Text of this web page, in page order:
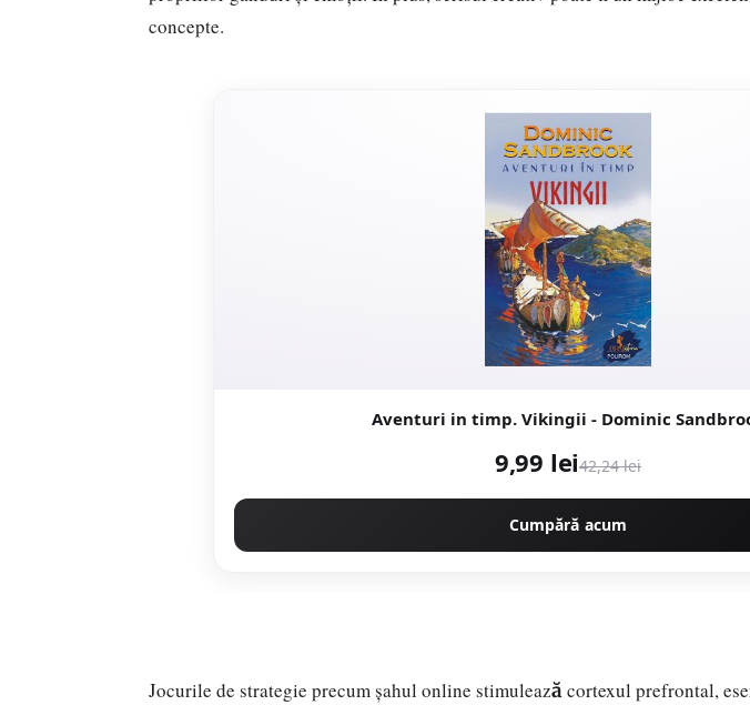
concepte.
Aventuri in timp. Vikingii - Dominic
9,99 lei42,24 lei
Cumpără acum
Jocurile de strategie precum șahul online stimulează cortexul prefrontal,